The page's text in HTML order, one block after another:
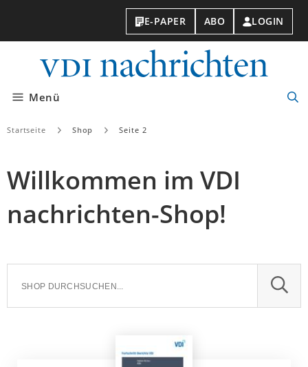
E-PAPER ABO LOGIN
Menü
Startseite Shop Seite 2
Willkommen im VDI
nachrichten-Shop!